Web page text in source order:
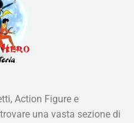
Action Figure e
una vasta sezione di